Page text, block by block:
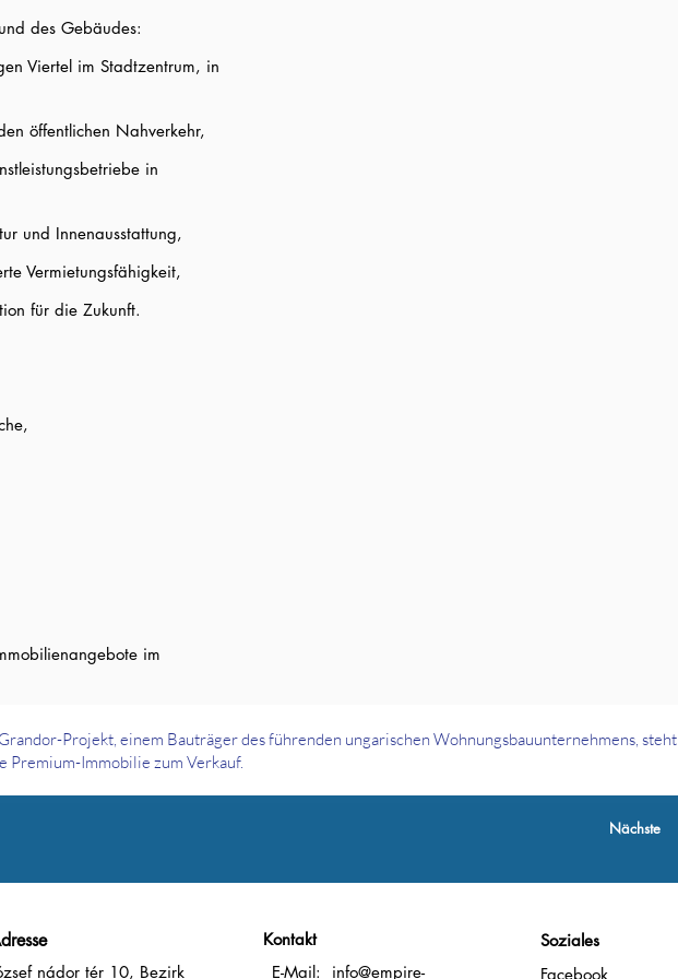
des Gebäudes:
Viertel im Stadtzentrum, in
öffentlichen Nahverkehr,
in
und Innenausstattung,
Vermietungsfähigkeit,
für die Zukunft.
im
Projekt, einem Bauträger des führenden ungarischen Wohnungsbauunternehmens, steht
Premium-Immobilie zum Verkauf.
Nächste
nádor tér 10, Bezirk
Kontakt
E-Mail: info@empire-
Soziales
Facebook